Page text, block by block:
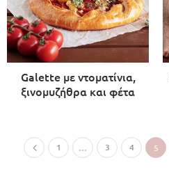
Galette με ντοματίνια,
ξινομυζήθρα και φέτα
1 … 3 4 5